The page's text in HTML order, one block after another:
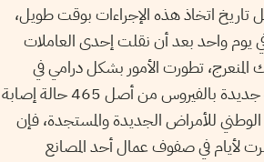
تاريخ اتخاذ هذه الإجراءات بوقت طويل،
في 24 أوت 2020 حيث سجلت الولاية 50 إصابة في يوم واحد بعد أن نقلت إحدى العاملات
تطورت الأمور بشكل درامي في
الولاية خاصة يوم11 سبتمبر 2020 حيث سجلت بن عروس 243 إصابة جديدة بالفيروس من أصل 465 حالة إصابة
للأمراض الجديدة والمستجدة، فإن
لأيام في صفوف عمال أحد المصانع